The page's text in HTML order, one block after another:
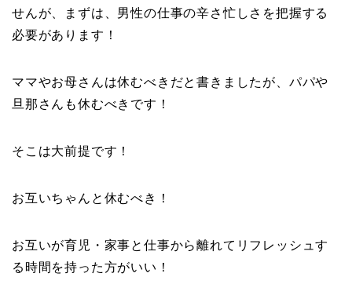
せんが、まずは、男性の仕事の辛さ忙しさを把握する
必要があります！
ママやお母さんは休むべきだと書きましたが、パパや
旦那さんも休むべきです！
そこは大前提です！
お互いちゃんと休むべき！
お互いが育児・家事と仕事から離れてリフレッシュす
る時間を持った方がいい！